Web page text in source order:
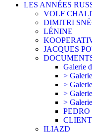
LES ANNÉES
VOLF
DIMITRI
LÉNINE
JACQUES
Galerie
>
>
>
>
ILIAZD